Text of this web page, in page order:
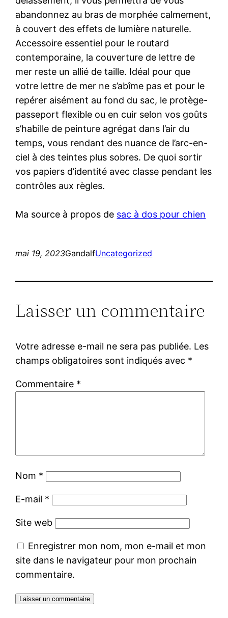
abandonnez au bras de morphée calmement,
à couvert des effets de lumière naturelle.
Accessoire essentiel pour le routard
contemporaine, la couverture de lettre de
mer reste un allié de taille. Idéal pour que
votre lettre de mer ne s’abîme pas et pour le
repérer aisément au fond du sac, le protège-
passeport flexible ou en cuir selon vos goûts
s’habille de peinture agrégat dans l’air du
temps, vous rendant des nuance de l’arc-en-
ciel à des teintes plus sobres. De quoi sortir
vos papiers d’identité avec classe pendant les
contrôles aux règles.
Ma source à propos de sac à dos pour chien
mai 19, 2023GandalfUncategorized
Laisser un commentaire
Votre adresse e-mail ne sera pas publiée. Les
champs obligatoires sont indiqués avec *
Commentaire *
Nom *
E-mail *
Site web
Enregistrer mon nom, mon e-mail et mon
site dans le navigateur pour mon prochain
commentaire.